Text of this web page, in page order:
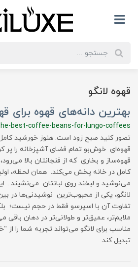
قهوه لانگو
بهترین دانه‌های قهوه برای
best-coffee-beans-for-lungo-coffees
تصور کنید صبح زود است. هنوز خورشید کامل
قهوه‌ای خوش‌بو تمام فضای آشپزخانه را پر
قهوه‌ساز و بخاری که از فنجانتان بالا
کامل در خانه پخش می‌کند. همان لحظه،
می‌نوشید و لبخند روی لبانتان می‌نشیند...
لانگو، یکی از محبوب‌ترین نوشیدنی‌ها در
تفاوت آن با اسپرسو فقط در حجم نیست؛
ملایم‌تر، عمیق‌تر و طولانی‌تر در دهان باقی
مناسب برای لانگو می‌تواند تجربه شما را
تبدیل کند.